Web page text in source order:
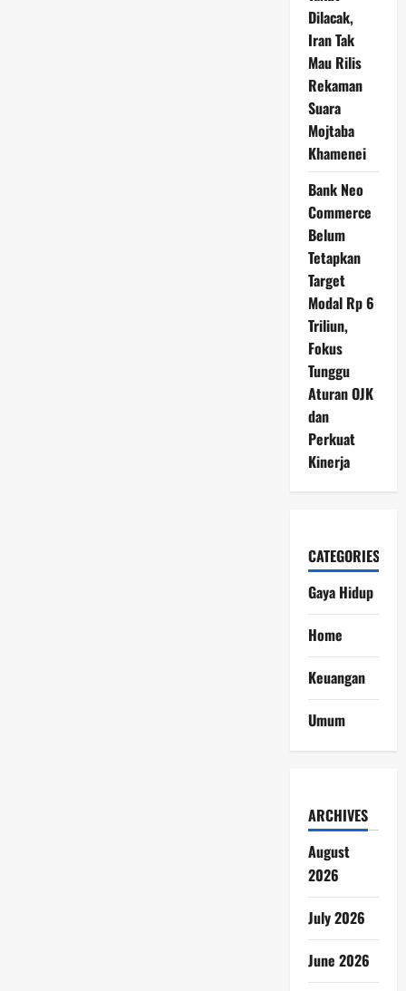
Dilacak,
Iran Tak
Mau Rilis
Rekaman
Suara
Mojtaba
Khamenei
Bank Neo
Commerce
Belum
Tetapkan
Target
Modal Rp 6
Triliun,
Fokus
Tunggu
Aturan OJK
dan
Perkuat
Kinerja
CATEGORIES
Gaya Hidup
Home
Keuangan
Umum
ARCHIVES
August
2026
July 2026
June 2026